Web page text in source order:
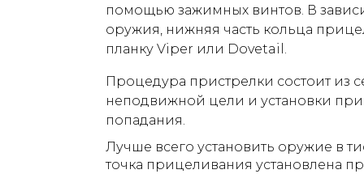
помощью зажимных винтов. В
оружия, нижняя часть кольца
планку Viper или Dovetail.
Процедура пристрелки состоит из
неподвижной цели и установки
попадания.
Лучше всего установить оружие в
точка прицеливания установлена